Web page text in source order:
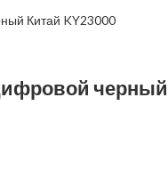
черный